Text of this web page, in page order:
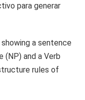
para generar